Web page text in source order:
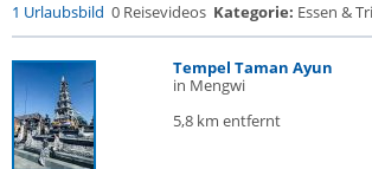
1 Urlaubsbild 0 Reisevideos Kategorie: Essen &
Tempel Taman Ayun
in Mengwi
5,8 km entfernt